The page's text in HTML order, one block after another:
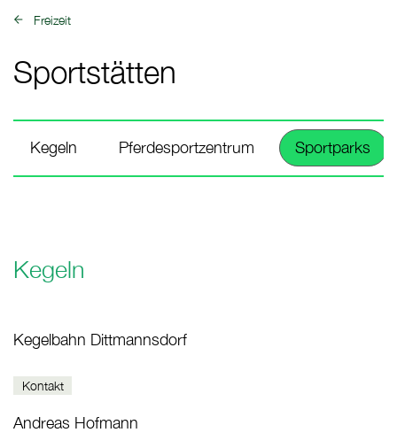
zurück zu:
Freizeit
Sportstätten
Kegeln Pferdesportzentrum Sportparks
Kegeln
Kegelbahn Dittmannsdorf
Kontakt
Andreas Hofmann